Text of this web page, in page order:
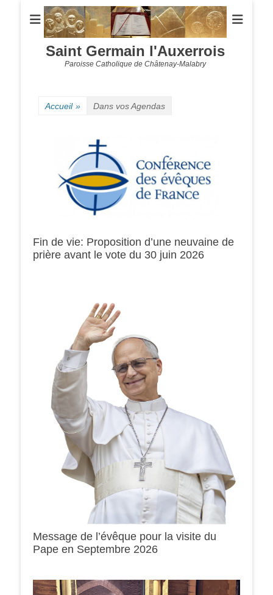
Saint Germain l'Auxerrois
Paroisse Catholique de Châtenay-Malabry
Accueil » Dans vos Agendas
Fin de vie: Proposition d’une neuvaine de
prière avant le vote du 30 juin 2026
Message de l’évêque pour la visite du
Pape en Septembre 2026